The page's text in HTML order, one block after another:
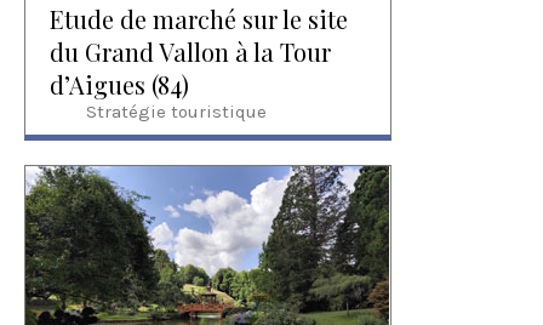
Etude de marché sur le site
du Grand Vallon à la Tour
d’Aigues (84)
Stratégie touristique